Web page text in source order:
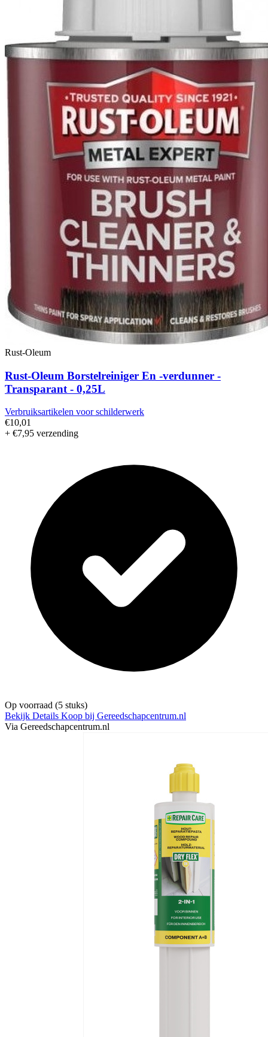
Rust-Oleum
Rust-Oleum Borstelreiniger En -verdunner -
Transparant - 0,25L
Verbruiksartikelen voor schilderwerk
€10,01
+ €7,95 verzending
Op voorraad (5 stuks)
Bekijk Details Koop bij Gereedschapcentrum.nl
Via Gereedschapcentrum.nl